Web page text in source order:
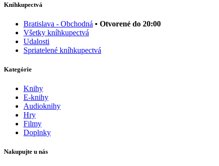
Kníhkupectvá
Bratislava - Obchodná • Otvorené do 20:00
Všetky kníhkupectvá
Udalosti
Spriatelené kníhkupectvá
Kategórie
Knihy
E-knihy
Audioknihy
Hry
Filmy
Doplnky
Nakupujte u nás